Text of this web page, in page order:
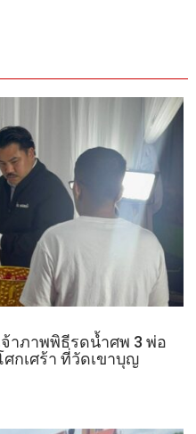
าภาพพิธีรดน้ำศพ 3 พ่อ
กเศร้า ที่วัดเขาบุญ